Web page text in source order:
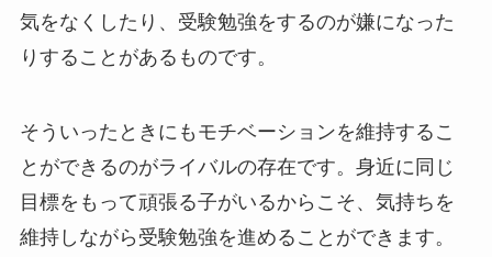
気をなくしたり、受験勉強をするのが嫌になった
りすることがあるものです。
そういったときにもモチベーションを維持するこ
とができるのがライバルの存在です。身近に同じ
目標をもって頑張る子がいるからこそ、気持ちを
維持しながら受験勉強を進めることができます。